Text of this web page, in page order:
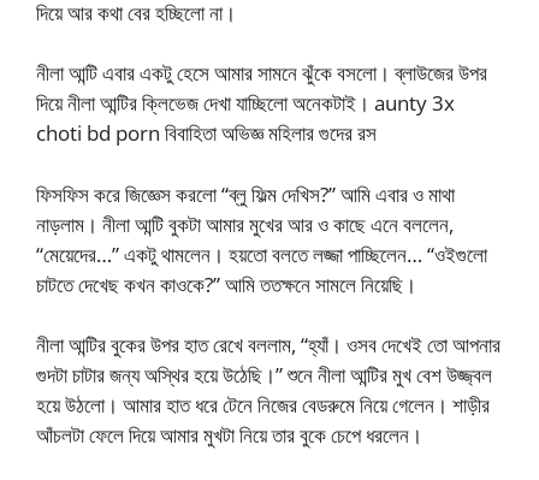
দিয়ে আর কথা বের হচ্ছিলো না।
নীলা আন্টি এবার একটু হেসে আমার সামনে ঝুঁকে বসলো। ব্লাউজের উপর
দিয়ে নীলা আন্টির ক্লিভেজ দেখা যাচ্ছিলো অনেকটাই। aunty 3x
choti bd porn বিবাহিতা অভিজ্ঞ মহিলার গুদের রস
ফিসফিস করে জিজ্ঞেস করলো “ব্লু ফিল্ম দেখিস?” আমি এবার ও মাথা
নাড়লাম। নীলা আন্টি বুকটা আমার মুখের আর ও কাছে এনে বললেন,
“মেয়েদের…” একটু থামলেন। হয়তো বলতে লজ্জা পাচ্ছিলেন… “ওইগুলো
চাটতে দেখেছ কখন কাওকে?” আমি ততক্ষনে সামলে নিয়েছি।
নীলা আন্টির বুকের উপর হাত রেখে বললাম, “হ্যাঁ। ওসব দেখেই তো আপনার
গুদটা চাটার জন্য অস্থির হয়ে উঠেছি।” শুনে নীলা আন্টির মুখ বেশ উজ্জ্বল
হয়ে উঠলো। আমার হাত ধরে টেনে নিজের বেডরুমে নিয়ে গেলেন। শাড়ীর
আঁচলটা ফেলে দিয়ে আমার মুখটা নিয়ে তার বুকে চেপে ধরলেন।